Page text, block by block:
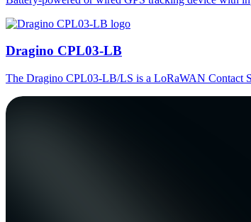
Dragino CPL03-LB
The Dragino CPL03-LB/LS is a LoRaWAN Contact